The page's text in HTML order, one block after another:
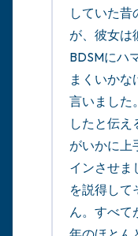
していた昔
が、彼女は
BDSMにハ
まくいかな
言いました
したと伝え
がいかに上
インさせま
を説得して
ん。すべて